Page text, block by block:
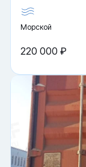
Морской
220 000 ₽